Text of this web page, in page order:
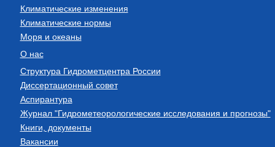
Климатические изменения
Климатические нормы
Моря и океаны
О нас
Структура Гидрометцентра России
Диссертационный совет
Аспирантура
Журнал "Гидрометеорологические исследования и прогнозы"
Книги, документы
Вакансии